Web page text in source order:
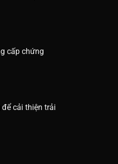
cấp chứng
cải thiện trải